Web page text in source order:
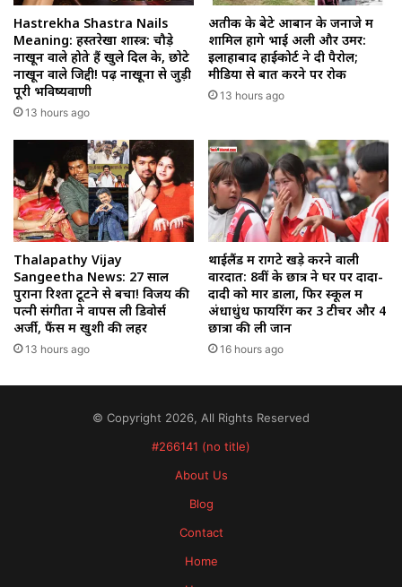
Hastrekha Shastra Nails
Meaning: हस्तरेखा शास्त्र: चौड़े
नाखून वाले होते हैं खुले दिल के, छोटे
नाखून वाले जिद्दी! पढ़ें नाखूनों से जुड़ी
पूरी भविष्यवाणी
13 hours ago
अतीक के बेटे आबान के जनाजे में
शामिल होंगे भाई अली और उमर:
इलाहाबाद हाईकोर्ट ने दी पैरोल;
मीडिया से बात करने पर रोक
13 hours ago
Thalapathy Vijay
Sangeetha News: 27 साल
पुराना रिश्ता टूटने से बचा! विजय की
पत्नी संगीता ने वापस ली डिवोर्स
अर्जी, फैंस में खुशी की लहर
13 hours ago
थाईलैंड में रोंगटे खड़े करने वाली
वारदात: 8वीं के छात्र ने घर पर दादा-
दादी को मार डाला, फिर स्कूल में
अंधाधुंध फायरिंग कर 3 टीचर और 4
छात्रों की ली जान
16 hours ago
© Copyright 2026, All Rights Reserved
#266141 (no title)
About Us
Blog
Contact
Home